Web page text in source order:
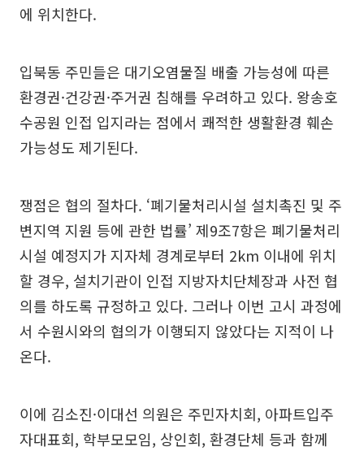
에 위치한다.
입북동 주민들은 대기오염물질 배출 가능성에 따른
환경권·건강권·주거권 침해를 우려하고 있다. 왕송호
수공원 인접 입지라는 점에서 쾌적한 생활환경 훼손
가능성도 제기된다.
쟁점은 협의 절차다. ‘폐기물처리시설 설치촉진 및 주
변지역 지원 등에 관한 법률’ 제9조7항은 폐기물처리
시설 예정지가 지자체 경계로부터 2km 이내에 위치
할 경우, 설치기관이 인접 지방자치단체장과 사전 협
의를 하도록 규정하고 있다. 그러나 이번 고시 과정에
서 수원시와의 협의가 이행되지 않았다는 지적이 나
온다.
이에 김소진·이대선 의원은 주민자치회, 아파트입주
자대표회, 학부모모임, 상인회, 환경단체 등과 함께